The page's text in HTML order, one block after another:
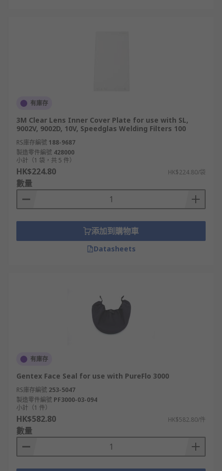
有庫存
3M Clear Lens Inner Cover Plate for use with SL,
9002V, 9002D, 10V, Speedglas Welding Filters 100
RS庫存編號 188-9687
製造零件編號 428000
小計（1 袋，共 5 件）
HK$224.80 HK$224.80/袋
數量
添加到購物車
Datasheets
有庫存
Gentex Face Seal for use with PureFlo 3000
RS庫存編號 253-5047
製造零件編號 PF3000-03-094
小計（1 件）
HK$582.80 HK$582.80/件
數量